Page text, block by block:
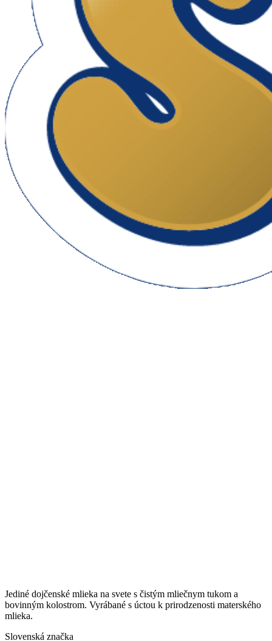
Jediné dojčenské mlieka na svete s čistým mliečnym tukom a
bovinným kolostrom. Vyrábané s úctou k prirodzenosti materského
mlieka.
Slovenská značka